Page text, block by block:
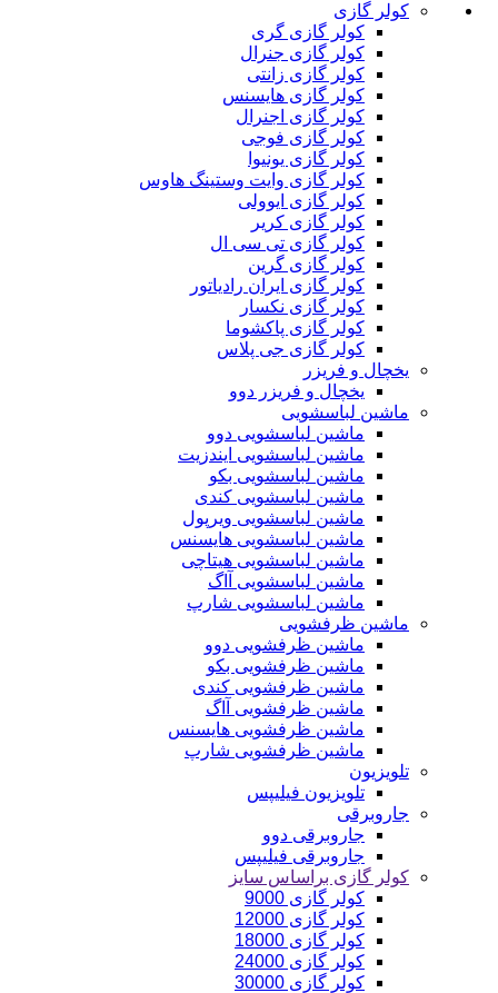
کولر گازی
کولر گازی گری
کولر گازی جنرال
کولر گازی زانتی
کولر گازی هایسنس
کولر گازی اجنرال
کولر گازی فوجی
کولر گازی یونیوا
کولر گازی وایت وستینگ هاوس
کولر گازی ایوولی
کولر گازی کریر
کولر گازی تی سی ال
کولر گازی گرین
کولر گازی ایران رادیاتور
کولر گازی نکسار
کولر گازی پاکشوما
کولر گازی جی پلاس
یخچال و فریزر
یخچال و فریزر دوو
ماشین لباسشویی
ماشین لباسشویی دوو
ماشین لباسشویی ایندزیت
ماشین لباسشویی بکو
ماشین لباسشویی کندی
ماشین لباسشویی ویرپول
ماشین لباسشویی هایسنس
ماشین لباسشویی هیتاچی
ماشین لباسشویی آاگ
ماشین لباسشویی شارپ
ماشین ظرفشویی
ماشین ظرفشویی دوو
ماشین ظرفشویی بکو
ماشین ظرفشویی کندی
ماشین ظرفشویی آاگ
ماشین ظرفشویی هایسنس
ماشین ظرفشویی شارپ
تلویزیون
تلویزیون فیلیپس
جاروبرقی
جاروبرقی دوو
جاروبرقی فیلیپس
کولر گازی براساس سایز
کولر گازی 9000
کولر گازی 12000
کولر گازی 18000
کولر گازی 24000
کولر گازی 30000